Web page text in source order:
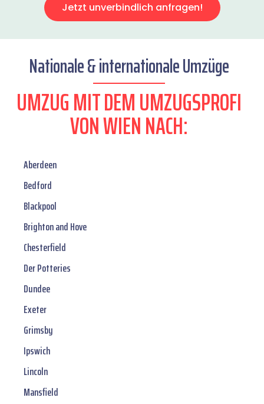
Jetzt unverbindlich anfragen!
Nationale & internationale Umzüge
UMZUG MIT DEM UMZUGSPROFI
VON WIEN NACH:
Aberdeen
Bedford
Blackpool
Brighton and Hove
Chesterfield
Der Potteries
Dundee
Exeter
Grimsby
Ipswich
Lincoln
Mansfield